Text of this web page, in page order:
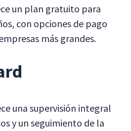
un plan gratuito para
con opciones de pago
más grandes.
una supervisión integral
y un seguimiento de la